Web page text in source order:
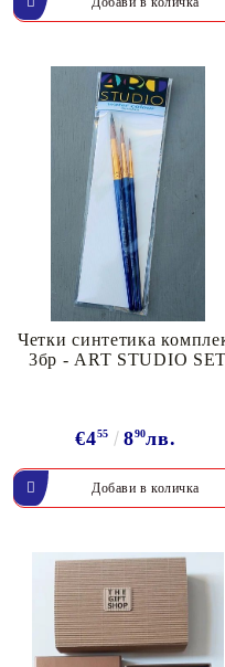
Четки синтетика
3бр - ART STUDIO SET
€455 890лв.